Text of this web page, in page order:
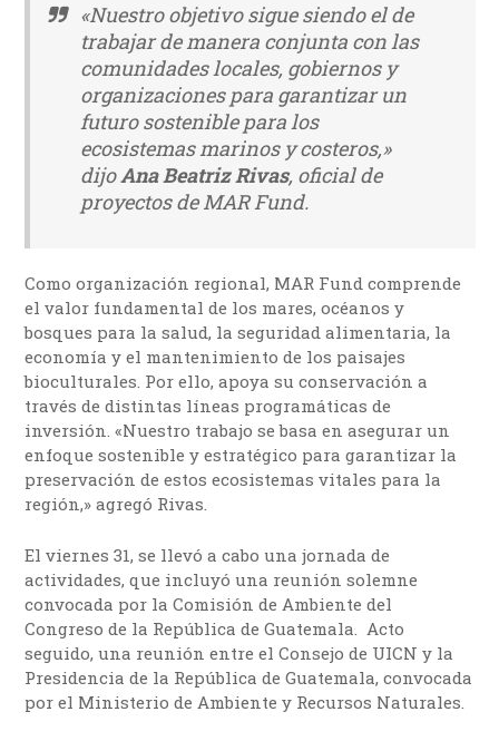
«Nuestro objetivo sigue siendo el de
trabajar de manera conjunta con las
comunidades locales, gobiernos y
organizaciones para garantizar un
futuro sostenible para los
ecosistemas marinos y costeros,»
dijoAna Beatriz Rivas, oficial de
proyectos de MAR Fund.
Como organización regional, MAR Fund comprende
el valor fundamental de los mares, océanos y
bosques para la salud, la seguridad alimentaria, la
economía y el mantenimiento de los paisajes
bioculturales. Por ello, apoya su conservación a
través de distintas líneas programáticas de
inversión. «Nuestro trabajo se basa en asegurar un
enfoque sostenible y estratégico para garantizar la
preservación de estos ecosistemas vitales para la
región,» agregó Rivas.
El viernes 31, se llevó a cabo una jornada de
actividades, que incluyó una reunión solemne
convocada por la Comisión de Ambiente del
Congreso de la República de Guatemala. Acto
seguido, una reunión entre el Consejo de UICN y la
Presidencia de la República de Guatemala, convocada
por el Ministerio de Ambiente y Recursos Naturales.